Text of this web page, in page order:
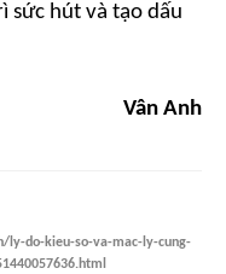
sức hút và tạo dấu
Vân Anh
ly-do-kieu-so-va-mac-ly-cung-